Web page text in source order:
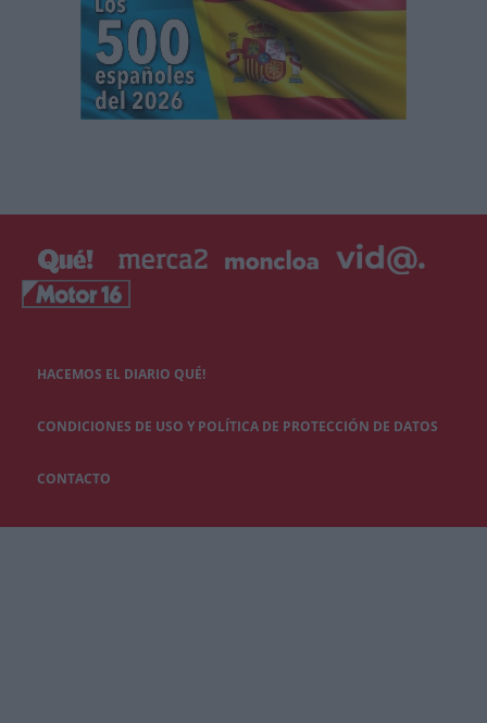
HACEMOS EL DIARIO QUÉ!
CONDICIONES DE USO Y POLÍTICA DE PROTECCIÓN DE DATOS
CONTACTO